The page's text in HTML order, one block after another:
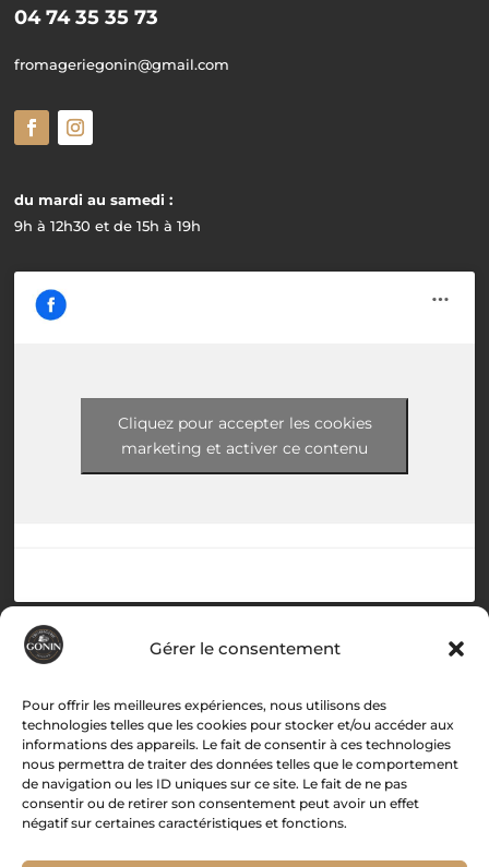
Gérer le consentement
Pour offrir les meilleures expériences, nous utilisons des
technologies telles que les cookies pour stocker et/ou accéder aux
informations des appareils. Le fait de consentir à ces technologies
nous permettra de traiter des données telles que le comportement
de navigation ou les ID uniques sur ce site. Le fait de ne pas
consentir ou de retirer son consentement peut avoir un effet
négatif sur certaines caractéristiques et fonctions.
04 74 35 35 73
fromageriegonin@gmail.com
du mardi au samedi :
9h à 12h30 et de 15h à 19h
Cliquez pour accepter les cookies
marketing et activer ce contenu
Menu
Accueil
Histoire
Boutique
Recettes
Associations
Contact